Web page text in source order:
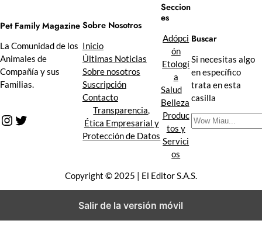
Pet Family Magazine
La Comunidad de los
Animales de
Compañía y sus
Familias.
Instagram Twitter
Sobre Nosotros
Inicio
Últimas Noticias
Sobre nosotros
Suscripción
Contacto
Transparencia,
Ética Empresarial y
Protección de Datos
Seccion
es
Adópci
ón
Etologí
a
Salud
Belleza
Produc
tos y
Servici
os
Buscar
Si necesitas algo
en específico
trata en esta
casilla
B
u
Copyright © 2025 | El Editor S.A.S.
Salir de la versión móvil